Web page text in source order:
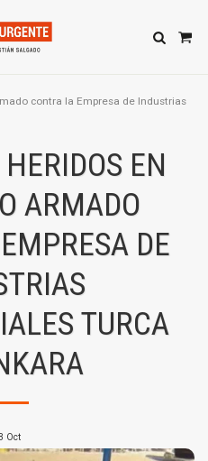
contra la Empresa de Industrias
EN
ARMADO
DE
TURCA
Oct